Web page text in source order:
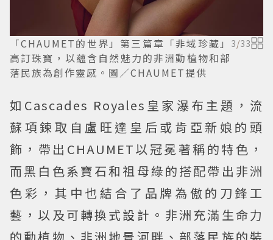
「CHAUMET的世界」第三篇章「非域珍藏」
高訂珠寶，以蘊含自然魅力的非洲動植物和部
落民族為創作靈感。圖／CHAUMET提供
3/33
如Cascades Royales皇家瀑布主題，流
蘇項鍊取自盧旺達皇后或肯亞新娘的頭
飾，帶出CHAUMET以冠冕著稱的特色，
而黑白色系寶石和祖母綠的搭配帶出非洲
色彩，其中也結合了品牌為傲的刀鋒工
藝，以及可轉換式設計。非洲充滿生命力